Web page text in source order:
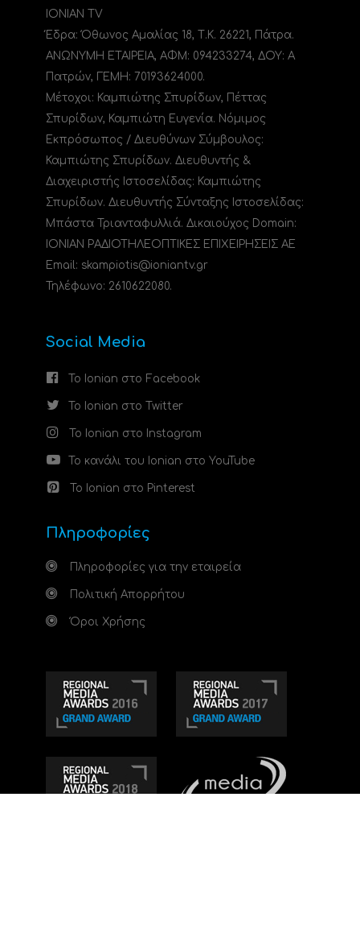
IONIAN TV
Έδρα: Όθωνος Αμαλίας 18, Τ.Κ. 26221, Πάτρα.
ΑΝΩΝΥΜΗ ΕΤΑΙΡΕΙΑ, ΑΦΜ: 094233274, ΔΟΥ: A
Πατρών, ΓΕΜΗ: 70193624000.
Μέτοχοι: Καμπιώτης Σπυρίδων, Πέττας
Σπυρίδων, Καμπιώτη Ευγενία. Νόμιμος
Εκπρόσωπος / Διευθύνων Σύμβουλος:
Καμπιώτης Σπυρίδων. Διευθυντής &
Διαχειριστής Ιστοσελίδας: Καμπιώτης
Σπυρίδων. Διευθυντής Σύνταξης Ιστοσελίδας:
Μπάστα Τριανταφυλλιά. Δικαιούχος Domain:
ΙΟΝΙΑΝ ΡΑΔΙΟΤΗΛΕΟΠΤΙΚΕΣ ΕΠΙΧΕΙΡΗΣΕΙΣ ΑΕ
Email: skampiotis@ioniantv.gr
Τηλέφωνο: 2610622080.
Social Media
Το Ionian στο Facebook
Το Ionian στο Twitter
Το Ionian στο Instagram
Το κανάλι του Ionian στο YouTube
Το Ionian στο Pinterest
Πληροφορίες
Πληροφορίες για την εταιρεία
Πολιτική Απορρήτου
Όροι Χρήσης